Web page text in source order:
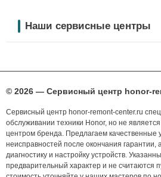
Наши сервисные центры
© 2026 — Сервисный центр honor-
Сервисный центр honor-remont-center.ru
обслуживании техники Honor, но не
центром бренда. Предлагаем качественные
неисправностей после окончания гарантии,
диагностику и настройку устройств.
предварительный характер и не считаются